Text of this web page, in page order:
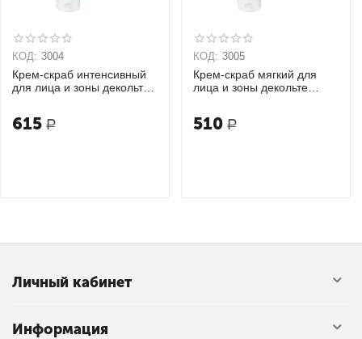
КОД: 3004
Крем-скраб интенсивный
для лица и зоны декольте
615 Р
КОД: 3005
Крем-скраб мягкий для
лица и зоны декольте
510 Р
Личный кабинет
Информация